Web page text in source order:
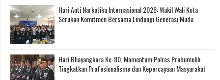
Hari Anti Narkotika Internasional 2026: Wakil Wali Kota
Serukan Komitmen Bersama Lindungi Generasi Muda
Hari Bhayangkara Ke-80, Momentum Polres Prabumulih
Tingkatkan Profesionalisme dan Kepercayaan Masyarakat